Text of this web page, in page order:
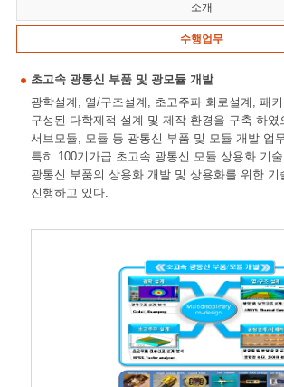
소개
수행업무
초고속 광통신 부품 및 광모듈 개발
광학설계, 열/구조설계, 초고주파 회로설계, 패
구성된 다학제적 설계 및 제작 환경을 구축 하였
서브모듈, 모듈 등 광통신 부품 및 모듈 개발 업
특히 100기가급 초고속 광통신 모듈 상용화 기
광통신 부품의 상용화 개발 및 상용화를 위한 기
진행하고 있다.